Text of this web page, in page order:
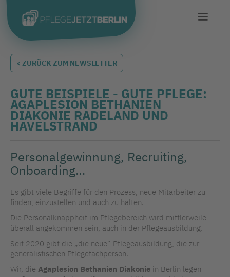
< ZURÜCK ZUM NEWSLETTER
GUTE BEISPIELE - GUTE PFLEGE:
AGAPLESION BETHANIEN
DIAKONIE RADELAND UND
HAVELSTRAND
Personalgewinnung, Recruiting,
Onboarding…
Es gibt viele Begriffe für den Prozess, neue Mitarbeiter zu
finden, einzustellen und auch zu halten.
Die Personalknappheit im Pflegebereich wird mittlerweile
überall angekommen sein, auch in der Pflegeausbildung.
Seit 2020 gibt die „die neue“ Pflegeausbildung, die zur
generalistischen Pflegefachperson.
Wir, die Agaplesion Bethanien Diakonie in Berlin legen